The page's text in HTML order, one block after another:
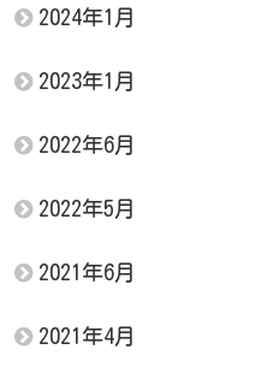
2024年1月
2023年1月
2022年6月
2022年5月
2021年6月
2021年4月